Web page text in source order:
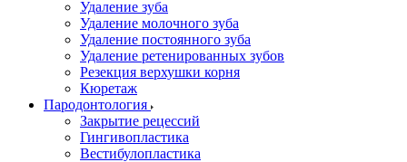
Удаление зуба
Удаление молочного зуба
Удаление постоянного зуба
Удаление ретенированных зубов
Резекция верхушки корня
Кюретаж
Пародонтология
Закрытие рецессий
Гингивопластика
Вестибулопластика